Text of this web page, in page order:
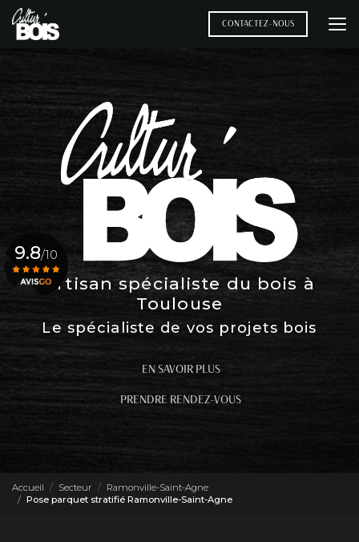
Aller
au
contenu
CONTACTEZ-NOUS
Artisan spécialiste du bois à
Toulouse
Le spécialiste de vos projets bois
EN SAVOIR PLUS
PRENDRE RENDEZ-VOUS
9.8/10
Accueil Secteur
Ramonville-Saint-Agne
Pose parquet stratifié Ramonville-Saint-Agne